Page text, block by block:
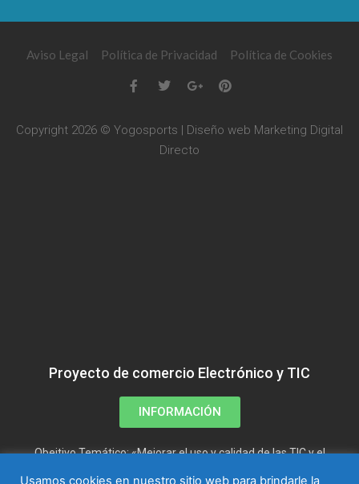
Aviso Legal Política de Privacidad Política de Cookies
Copyright 2026 © Yogosports | Diseño web Marketing Digital
Directo
Proyecto de comercio Electrónico y TIC
INFORMACIÓN
Obejtivo Temático: «Mejorar el uso y calidad de las TIC y el
Usamos cookies en nuestro sitio web para brindarle la